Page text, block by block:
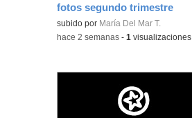
fotos segundo trimestre
Contenido educativo.
subido por María Del Mar T.
-hace 2 semanas -1 visualizaciones